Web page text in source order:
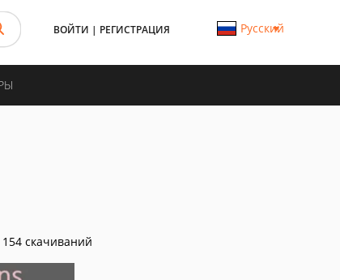
ВОЙТИ | РЕГИСТРАЦИЯ Русский
154 скачиваний